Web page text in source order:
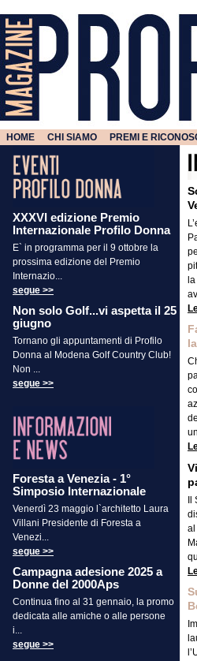
HOME CHI SIAMO PREMI E
XXXVI edizione Premio
Internazionale Profilo Donna
E` in programma per il 9 ottobre la
prossima edizione del Premio
Internazio...
segue >>
Non solo Golf...vi aspetta il 25
giugno
Tornano gli appuntamenti di Profilo
Donna al Modena Golf Country Club!
Non ...
segue >>
Foresta a Venezia - 1°
Simposio Internazionale
Venerdì 23 maggio l`architetto Laura
Villani Presidente di Foresta a
Venezi...
segue >>
Campagna adesione 2025 a
Donne del 2000Aps
Continua fino al 31 gennaio, la promo
dedicata alle amiche o alle persone
i...
segue >>
Il
al